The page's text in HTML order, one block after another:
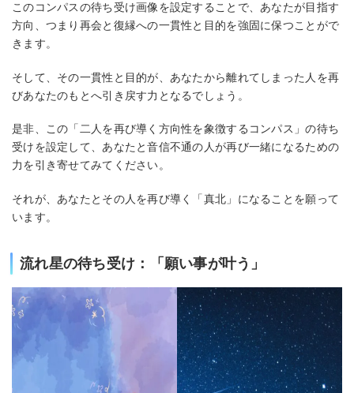
このコンパスの待ち受け画像を設定することで、あなたが目指す
方向、つまり再会と復縁への一貫性と目的を強固に保つことがで
きます。
そして、その一貫性と目的が、あなたから離れてしまった人を再
びあなたのもとへ引き戻す力となるでしょう。
是非、この「二人を再び導く方向性を象徴するコンパス」の待ち
受けを設定して、あなたと音信不通の人が再び一緒になるための
力を引き寄せてみてください。
それが、あなたとその人を再び導く「真北」になることを願って
います。
流れ星の待ち受け：「願い事が叶う」